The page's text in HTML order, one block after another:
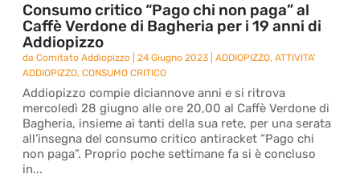
Consumo critico “Pago chi non paga” al
Caffè Verdone di Bagheria per i 19 anni di
Addiopizzo
daComitato Addiopizzo |24 Giugno 2023 |ADDIOPIZZO,ATTIVITA'
ADDIOPIZZO,CONSUMO CRITICO
Addiopizzo compie diciannove anni e si ritrova
mercoledì 28 giugno alle ore 20,00 al Caffè Verdone di
Bagheria, insieme ai tanti della sua rete, per una serata
all’insegna del consumo critico antiracket “Pago chi
non paga”. Proprio poche settimane fa si è concluso
in...